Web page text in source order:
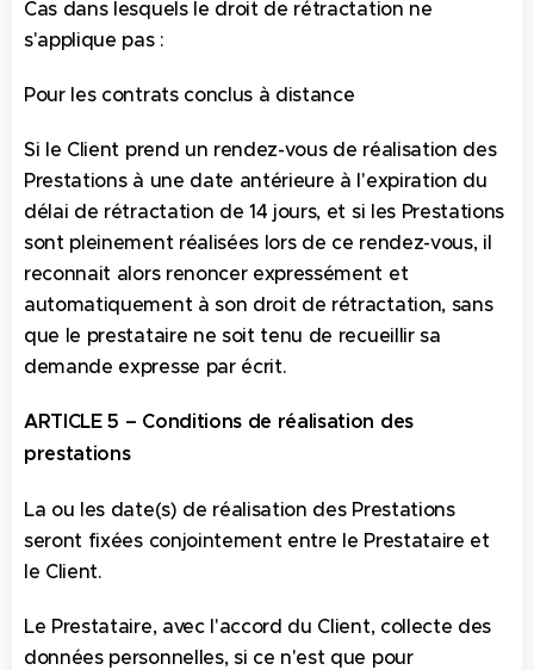
Cas dans lesquels le droit de rétractation ne
s'applique pas :
Pour les contrats conclus à distance
Si le Client prend un rendez-vous de réalisation des
Prestations à une date antérieure à l'expiration du
délai de rétractation de 14 jours, et si les Prestations
sont pleinement réalisées lors de ce rendez-vous, il
reconnait alors renoncer expressément et
automatiquement à son droit de rétractation, sans
que le prestataire ne soit tenu de recueillir sa
demande expresse par écrit.
ARTICLE 5 – Conditions de réalisation des
prestations
La ou les date(s) de réalisation des Prestations
seront fixées conjointement entre le Prestataire et
le Client.
Le Prestataire, avec l'accord du Client, collecte des
données personnelles, si ce n'est que pour